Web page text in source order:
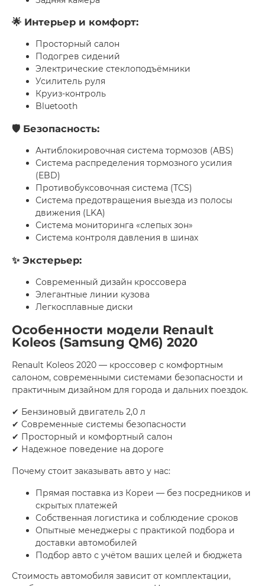
🌟 Интерьер и комфорт:
Просторный салон
Подогрев сидений
Электрические стеклоподъёмники
Усилитель руля
Круиз-контроль
Bluetooth
🛡 Безопасность:
Антиблокировочная система тормозов (ABS)
Система распределения тормозного усилия
(EBD)
Противобуксовочная система (TCS)
Система предотвращения выезда из полосы
движения (LKA)
Система мониторинга «слепых зон»
Система контроля давления в шинах
✨ Экстерьер:
Современный дизайн кроссовера
Элегантные линии кузова
Легкосплавные диски
Особенности модели Renault
Koleos (Samsung QM6) 2020
Renault Koleos 2020 — кроссовер с комфортным
салоном, современными системами безопасности и
практичным дизайном для города и дальних поездок.
✔ Бензиновый двигатель 2,0 л
✔ Современные системы безопасности
✔ Просторный и комфортный салон
✔ Надежное поведение на дороге
Почему стоит заказывать авто у нас:
Прямая поставка из Кореи — без посредников и
скрытых платежей
Собственная логистика и соблюдение сроков
Опытные менеджеры с практикой подбора и
доставки автомобилей
Подбор авто с учётом ваших целей и бюджета
Стоимость автомобиля зависит от комплектации,